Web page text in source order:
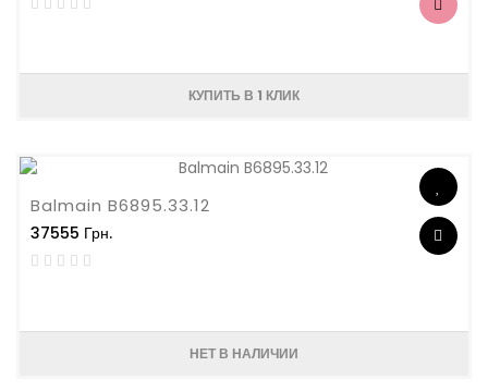
КУПИТЬ В 1 КЛИК
Balmain B6895.33.12
37555 Грн.
НЕТ В НАЛИЧИИ